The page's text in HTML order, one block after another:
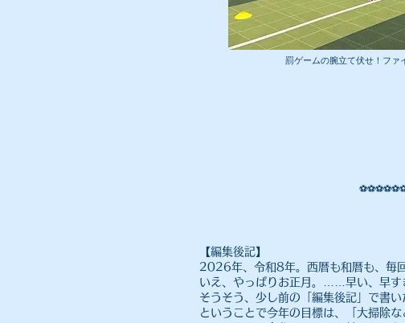
罰ゲームの腕立て伏せ！ファ
【編集後記】​
2026年、令和8年。西暦も和暦も、毎
いえ、やっぱりお正月。……早い、早す
そうそう、少し前の「編集後記」で書
ということで今年の目標は、「大掃除